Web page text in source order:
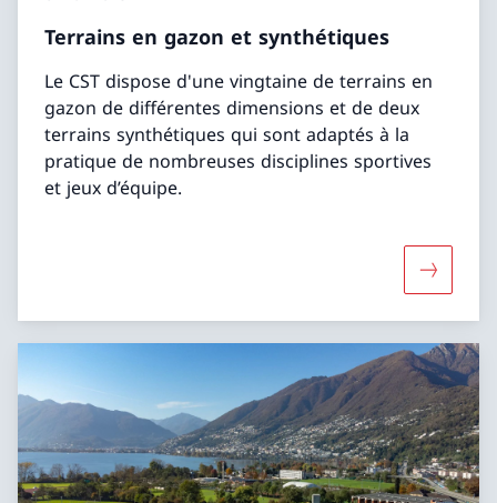
Terrains en gazon et synthétiques
Le CST dispose d'une vingtaine de terrains en
gazon de différentes dimensions et de deux
terrains synthétiques qui sont adaptés à la
pratique de nombreuses disciplines sportives
et jeux d’équipe.